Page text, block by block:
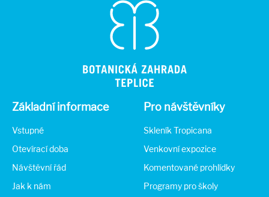
Základní informace
Vstupné
Otevírací doba
Návštěvní řád
Jak k nám
Pro návštěvníky
Skleník Tropicana
Venkovní expozice
Komentované prohlídky
Programy pro školy